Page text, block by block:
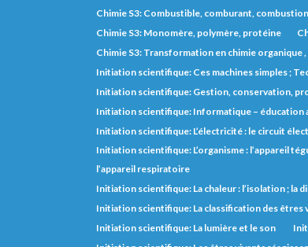
Chimie S3: Combustible, comburant,
Chimie S3: Monomère, polymère, protéine
Chimie S3: Transformation en chimie organique
Initiation scientifique: Ces machines simples ;
Initiation scientifique: Gestion, conservation,
Initiation scientifique: Informatique – éducation
Initiation scientifique: L’électricité : le circuit
Initiation scientifique: L’organisme : l’appareil
l’appareil respiratoire
Initiation scientifique: La chaleur : l’isolation ; la
Initiation scientifique: La classification des êtres
Initiation scientifique: La lumière et le son